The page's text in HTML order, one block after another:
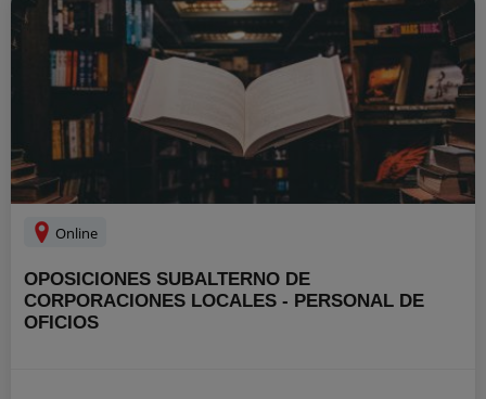
Online
OPOSICIONES SUBALTERNO DE
CORPORACIONES LOCALES - PERSONAL DE
OFICIOS